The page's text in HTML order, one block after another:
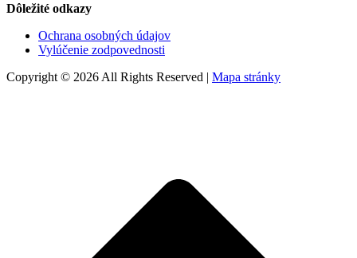
Dôležité odkazy
Ochrana osobných údajov
Vylúčenie zodpovednosti
Copyright © 2026 All Rights Reserved | Mapa stránky